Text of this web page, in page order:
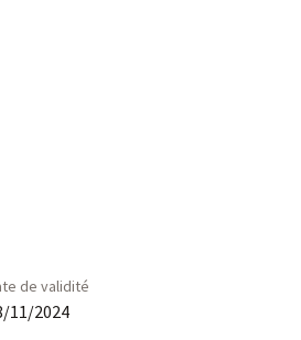
de validité
11/2024